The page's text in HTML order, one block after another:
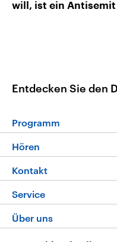
will, ist ein Antisemit
Entdecken Sie den
Programm
Programm
Die Nachrichten
Nachrichtenleicht
Neue Beiträge
Hören
Livestream
Podcasts
Deutschlandfunk
Kontakt
Hörerservice
Service
FAQ
Über uns